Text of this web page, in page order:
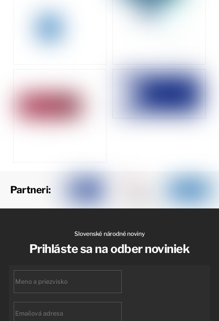
Partneri:
Slovenské národné noviny
Prihláste sa na odber noviniek